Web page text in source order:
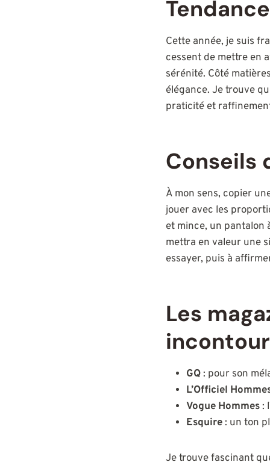
Cette année, je suis
cessent de mettre en
sérénité. Côté
élégance. Je trouve
praticité et
Conseils
À mon sens, copier
jouer avec les
et mince, un pantalon
mettra en valeur une
essayer, puis à
Les
GQ: pour son
L’Officiel
Vogue Hommes:
Esquire: un ton
Je trouve fascinant